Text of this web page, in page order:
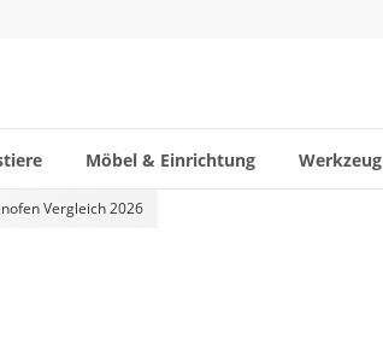
Möbel & Einrichtung Werkzeug
Vergleich 2026